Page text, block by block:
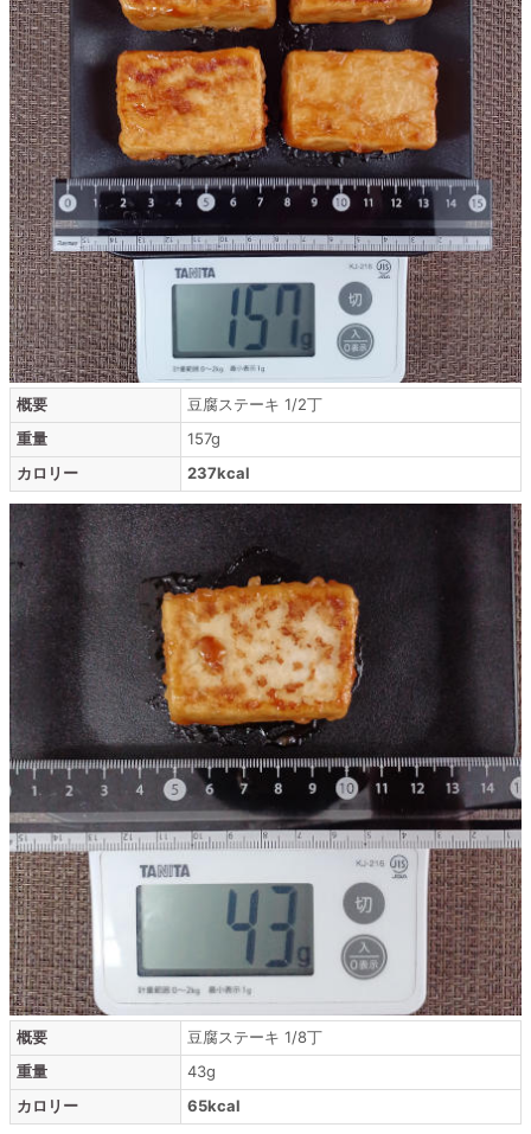
概要
豆腐ステーキ 1/2丁
重量
157g
カロリー
237kcal
概要
豆腐ステーキ 1/8丁
重量
43g
カロリー
65kcal